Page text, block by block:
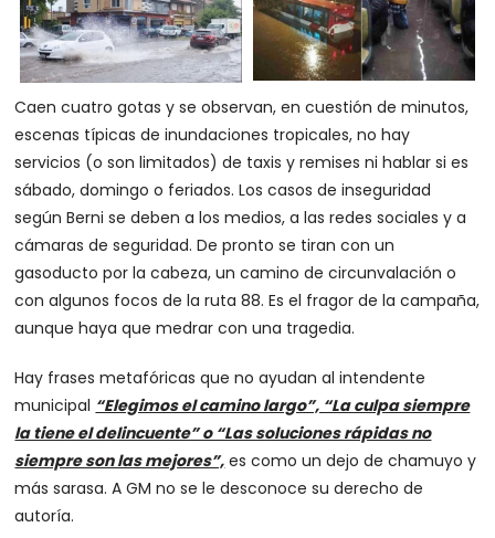
Caen cuatro gotas y se observan, en cuestión de minutos,
escenas típicas de inundaciones tropicales, no hay
servicios (o son limitados) de taxis y remises ni hablar si es
sábado, domingo o feriados. Los casos de inseguridad
según Berni se deben a los medios, a las redes sociales y a
cámaras de seguridad. De pronto se tiran con un
gasoducto por la cabeza, un camino de circunvalación o
con algunos focos de la ruta 88. Es el fragor de la campaña,
aunque haya que medrar con una tragedia.
Hay frases metafóricas que no ayudan al intendente
municipal “Elegimos el camino largo”, “La culpa siempre
la tiene el delincuente” o “Las soluciones rápidas no
siempre son las mejores”, es como un dejo de chamuyo y
más sarasa. A GM no se le desconoce su derecho de
autoría.